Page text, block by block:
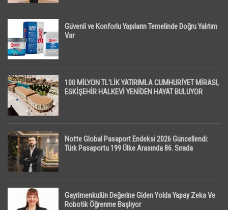
Güvenli ve Konforlu Yapıların Temelinde Doğru Yalıtım
Var
100 MİLYON TL’LİK YATIRIMLA CUMHURİYET MİRASI,
ESKİŞEHİR HALKEVİ YENİDEN HAYAT BULUYOR
Notte Global Pasaport Endeksi 2026 Güncellendi:
Türk Pasaportu 199 Ülke Arasında 86. Sırada
Gayrimenkulün Değerine Giden Yolda Yapay Zeka Ve
Robotik Öğrenme Başlıyor